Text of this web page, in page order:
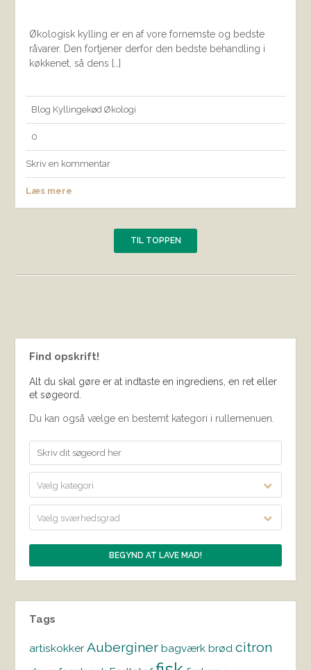
Økologisk kylling er en af vore fornemste og bedste
råvarer. Den fortjener derfor den bedste behandling i
køkkenet, så dens […]
Blog Kyllingekød Økologi
0
Skriv en kommentar
Læs mere
TIL TOPPEN
Find opskrift!
Alt du skal gøre er at indtaste en ingrediens, en ret eller
et søgeord.
Du kan også vælge en bestemt kategori i rullemenuen.
Vælg kategori
Vælg sværhedsgrad
Tags
artiskokker Auberginer bagværk brød citron